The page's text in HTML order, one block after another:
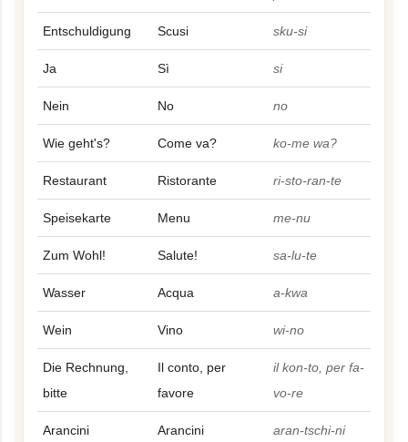
Entschuldigung Scusi sku-si
Ja Sì si
Nein No no
Wie geht's? Come va? ko-me wa?
Restaurant Ristorante ri-sto-ran-te
Speisekarte Menu me-nu
Zum Wohl! Salute! sa-lu-te
Wasser Acqua a-kwa
Wein Vino wi-no
Die Rechnung,
bitte
Il conto, per
favore
il kon-to, per fa-
vo-re
Arancini Arancini aran-tschi-ni